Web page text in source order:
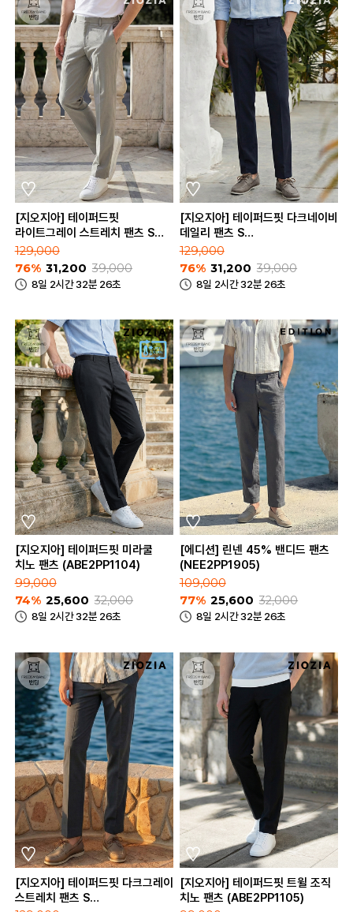
[지오지아] 테이퍼드핏
라이트그레이 스트레치 팬츠 S
(AAE2PP1604_LGR)
129,000
76% 31,200 39,000
8일 2시간 32분 26초
[지오지아] 테이퍼드핏 다크네이비
데일리 팬츠 S
(AAE2PP1602_DNV)
129,000
76% 31,200 39,000
8일 2시간 32분 26초
[지오지아] 테이퍼드핏 미라쿨
치노 팬츠 (ABE2PP1104)
99,000
74% 25,600 32,000
8일 2시간 32분 26초
[에디션] 린넨 45% 밴디드 팬츠
(NEE2PP1905)
109,000
77% 25,600 32,000
8일 2시간 32분 26초
[지오지아] 테이퍼드핏 다크그레이
스트레치 팬츠 S
[지오지아] 테이퍼드핏 트윌 조직
치노 팬츠 (ABE2PP1105)